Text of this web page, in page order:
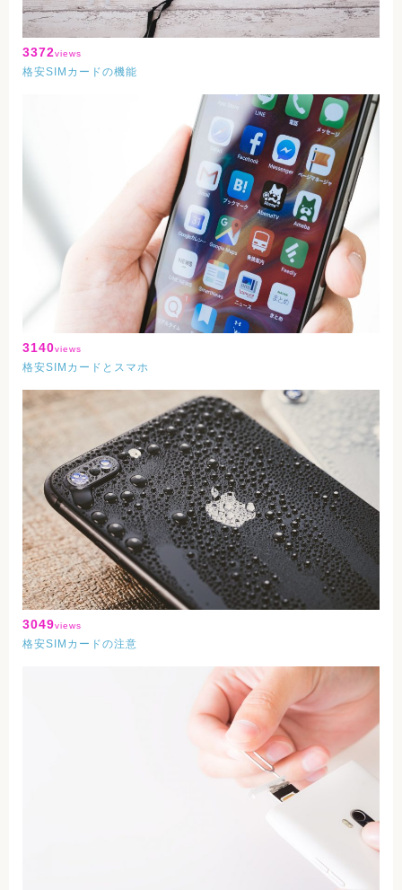
3372views
格安SIMカードの機能
3140views
格安SIMカードとスマホ
3049views
格安SIMカードの注意